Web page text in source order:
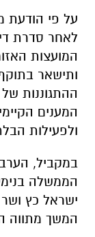
על פי הודעת
לאחר סדרת
המועצות
ותישאר בתוקף
ההתגוננות
המענים
ולפעילות
במקביל,
הממשלה
ישראל כץ
המשך מתווה